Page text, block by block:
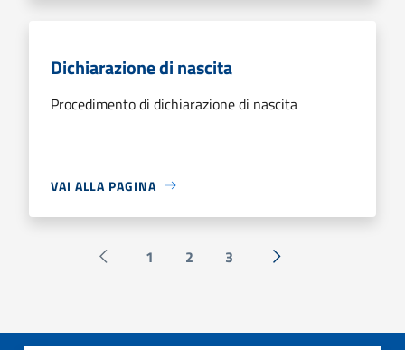
Dichiarazione di nascita
Procedimento di dichiarazione di nascita
VAI ALLA PAGINA
Pagina precedente
1 2 3 Successiva »